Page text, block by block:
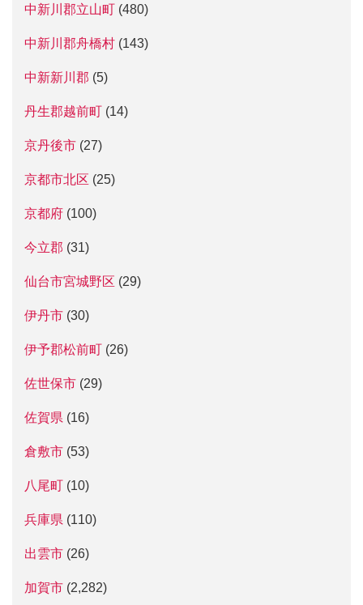
中新川郡立山町 (480)
中新川郡舟橋村 (143)
中新新川郡 (5)
丹生郡越前町 (14)
京丹後市 (27)
京都市北区 (25)
京都府 (100)
今立郡 (31)
仙台市宮城野区 (29)
伊丹市 (30)
伊予郡松前町 (26)
佐世保市 (29)
佐賀県 (16)
倉敷市 (53)
八尾町 (10)
兵庫県 (110)
出雲市 (26)
加賀市 (2,282)